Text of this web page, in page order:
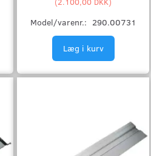
Model/varenr.: 290.00731
Læg i kurv